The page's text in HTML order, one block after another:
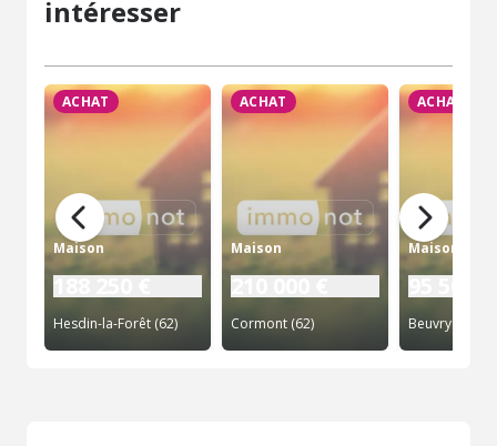
intéresser
ACHAT
Maison
Hesdin-la-Forêt (62)
ACHAT
Maison
Cormont (62)
ACHAT
Maison
Beuvry (62)